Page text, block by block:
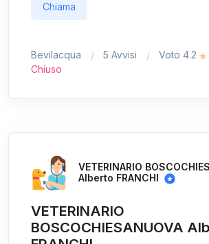
Chiama
Bevilacqua 5 Avvisi
Voto 4.2
Chiuso
VETERINARIO
Alberto FRANCHI
VETERINARIO
BOSCOCHIESANUOVA